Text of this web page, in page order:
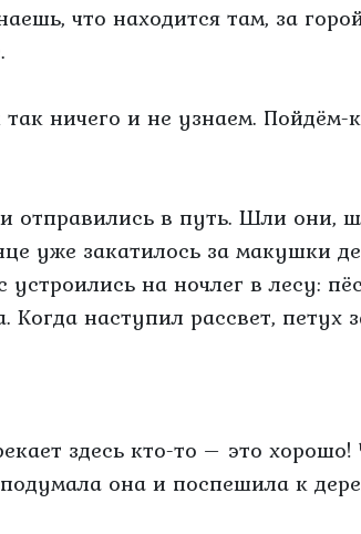
что находится там, за
ничего и не узнаем. Пойдём-
отправились в путь. Шли они,
уже закатилось за макушки
на ночлег в лесу:
Когда наступил рассвет, петух
здесь кто-то – это
она и поспешила к